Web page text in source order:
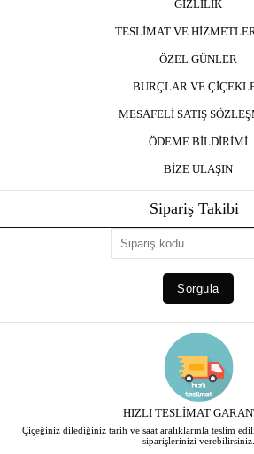
GİZLİLİK
TESLİMAT VE
ÖZEL GÜNLER
BURÇLAR VE
MESAFELİ SATIŞ
ÖDEME BİLDİRİMİ
BİZE ULAŞIN
Sipariş Takibi
HIZLI TESLİMAT
Çiçeğiniz dilediğiniz tarih ve saat aralıklarınla teslim
siparişlerinizi verebilirsiniz.